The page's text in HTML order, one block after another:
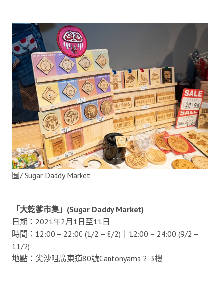
圖/ Sugar Daddy Market
「大乾爹市集」(Sugar Daddy Market)
日期：2021年2月1日至11日
時間：12:00 – 22:00 (1/2 – 8/2)｜12:00 – 24:00 (9/2 –
11/2)
地點：尖沙咀廣東道80號Cantonyama 2-3樓